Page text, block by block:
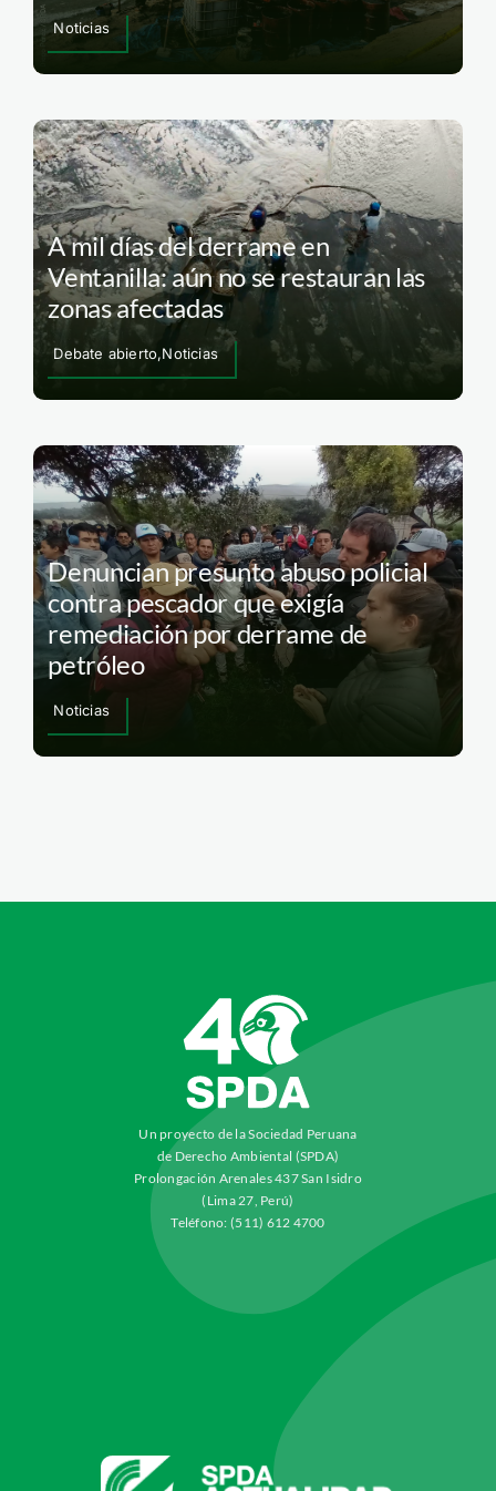
Noticias
A mil días del derrame en
Ventanilla: aún no se restauran las
zonas afectadas
Debate abierto,Noticias
Denuncian presunto abuso policial
contra pescador que exigía
remediación por derrame de
petróleo
Noticias
Un proyecto de la Sociedad Peruana
de Derecho Ambiental (SPDA)
Prolongación Arenales 437 San Isidro
(Lima 27, Perú)
Teléfono: (511) 612 4700